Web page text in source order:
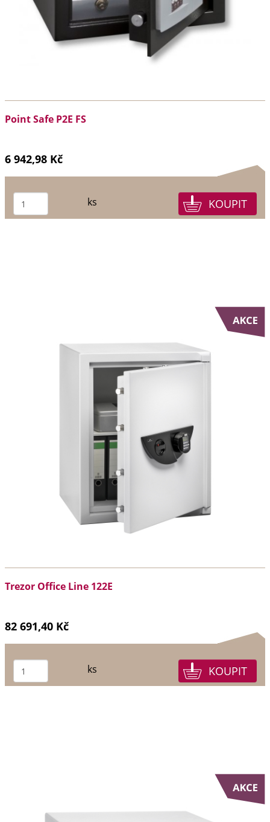
Point Safe P2E FS
6 942,98 Kč
ks
Trezor Office Line 122E
82 691,40 Kč
ks